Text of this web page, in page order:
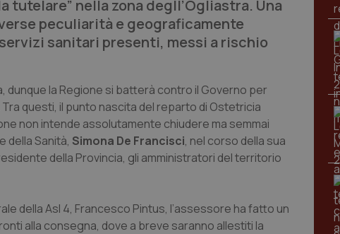
tutelare” nella zona degll’Ogliastra. Una
peculiarità e geograficamente
sanitari presenti, messi a rischio
dunque la Regione si batterà contro il Governo per
questi, il punto nascita del reparto di Ostetricia
non intende assolutamente chiudere ma semmai
della Sanità, Simona De Francisci, nel corso della sua
della Provincia, gli amministratori del territorio
della Asl 4, Francesco Pintus, l’assessore ha fatto un
alla consegna, dove a breve saranno allestiti la